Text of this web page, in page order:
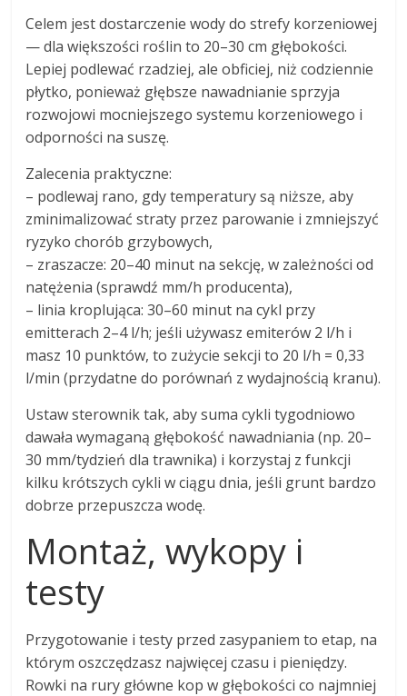
Celem jest dostarczenie wody do strefy korzeniowej
— dla większości roślin to 20–30 cm głębokości.
Lepiej podlewać rzadziej, ale obficiej, niż codziennie
płytko, ponieważ głębsze nawadnianie sprzyja
rozwojowi mocniejszego systemu korzeniowego i
odporności na suszę.
Zalecenia praktyczne:
– podlewaj rano, gdy temperatury są niższe, aby
zminimalizować straty przez parowanie i zmniejszyć
ryzyko chorób grzybowych,
– zraszacze: 20–40 minut na sekcję, w zależności od
natężenia (sprawdź mm/h producenta),
– linia kroplująca: 30–60 minut na cykl przy
emitterach 2–4 l/h; jeśli używasz emiterów 2 l/h i
masz 10 punktów, to zużycie sekcji to 20 l/h = 0,33
l/min (przydatne do porównań z wydajnością kranu).
Ustaw sterownik tak, aby suma cykli tygodniowo
dawała wymaganą głębokość nawadniania (np. 20–
30 mm/tydzień dla trawnika) i korzystaj z funkcji
kilku krótszych cykli w ciągu dnia, jeśli grunt bardzo
dobrze przepuszcza wodę.
Montaż, wykopy i
testy
Przygotowanie i testy przed zasypaniem to etap, na
którym oszczędzasz najwięcej czasu i pieniędzy.
Rowki na rury główne kop w głębokości co najmniej